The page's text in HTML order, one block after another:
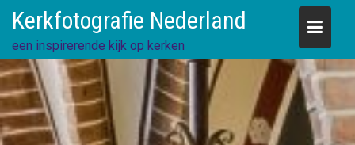
content
Kerkfotografie Nederland
een inspirerende kijk op kerken